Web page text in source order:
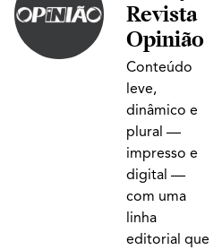
Revista
Opinião
Conteúdo
leve,
dinâmico e
plural —
impresso e
digital —
com uma
linha
editorial que